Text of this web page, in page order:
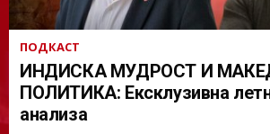
ПОДКАСТ
ИНДИСКА МУДРОСТ И
ПОЛИТИКА: Ексклузивна
анализа